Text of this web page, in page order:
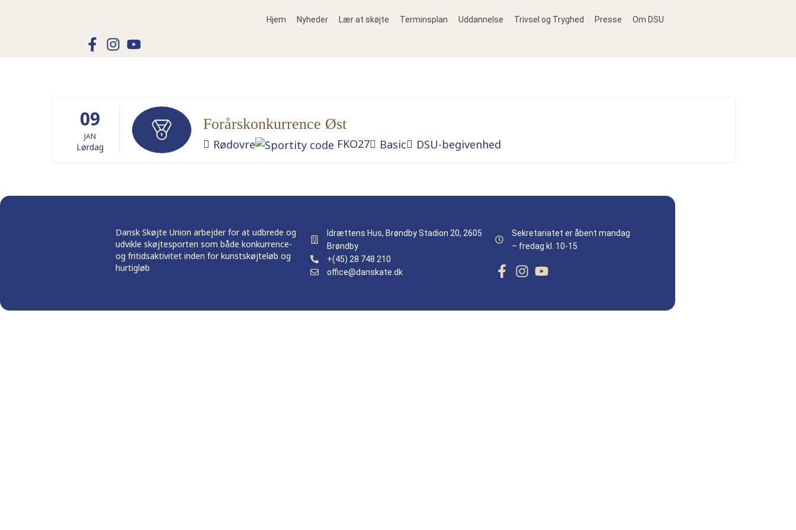
Hjem Nyheder Lær at skøjte Terminsplan Uddannelse Trivsel og Tryghed Presse Om DSU
09
JAN
Lørdag
Forårskonkurrence Øst
Rødovre FKO27 Basic DSU-begivenhed
Dansk Skøjte Union arbejder for at udbrede og
udvikle skøjtesporten som både konkurrence-
og fritidsaktivitet inden for kunstskøjteløb og
hurtigløb
Idrættens Hus, Brøndby Stadion 20, 2605
Brøndby
+(45) 28 748 210
office@danskate.dk
Sekretariatet er åbent mandag
– fredag kl. 10-15